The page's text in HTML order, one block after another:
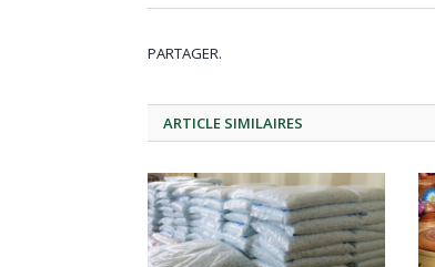
PARTAGER.
ARTICLE SIMILAIRES